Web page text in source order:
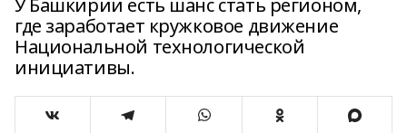
У Башкирии есть шанс стать регионом,
где заработает кружковое движение
Национальной технологической
инициативы.